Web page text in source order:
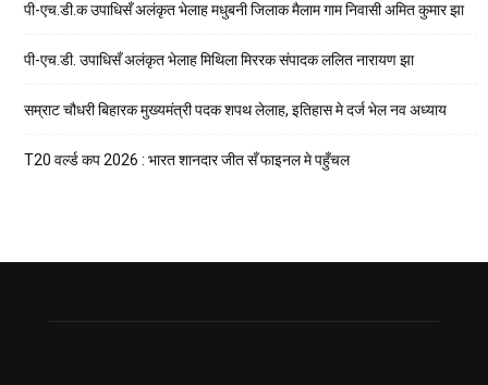
पी-एच.डी.क उपाधिसँ अलंकृत भेलाह मधुबनी जिलाक मैलाम गाम निवासी अमित कुमार झा
पी-एच.डी. उपाधिसँ अलंकृत भेलाह मिथिला मिररक संपादक ललित नारायण झा
सम्राट चौधरी बिहारक मुख्यमंत्री पदक शपथ लेलाह, इतिहास मे दर्ज भेल नव अध्याय
T20 वर्ल्ड कप 2026 : भारत शानदार जीत सँ फाइनल मे पहुँचल